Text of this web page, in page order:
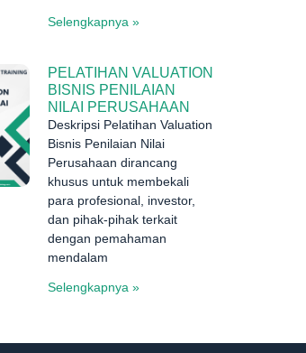
Selengkapnya »
PELATIHAN VALUATION
BISNIS PENILAIAN
NILAI PERUSAHAAN
Deskripsi Pelatihan Valuation
Bisnis Penilaian Nilai
Perusahaan dirancang
khusus untuk membekali
para profesional, investor,
dan pihak-pihak terkait
dengan pemahaman
mendalam
Selengkapnya »